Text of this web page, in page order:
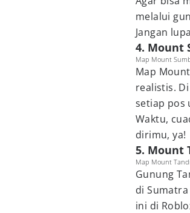
melalui
Jangan
4. Mount
Map Mount
Map
realistis.
setiap pos
Waktu,
dirimu, ya!
5. Mount
Map Mount
Gunung
di
ini di